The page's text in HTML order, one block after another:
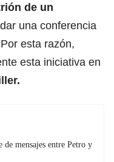
de un
una conferencia
esta razón,
esta iniciativa en
mensajes entre Petro y